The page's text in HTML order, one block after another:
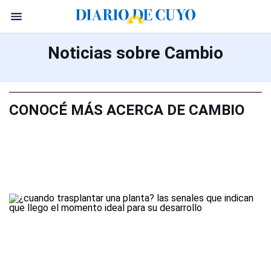
Noticias sobre Cambio
CONOCÉ MÁS ACERCA DE CAMBIO